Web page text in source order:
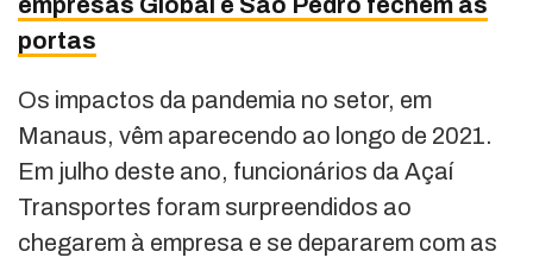
portas
Os impactos da pandemia no setor, em
Manaus, vêm aparecendo ao longo de 2021.
Em julho deste ano, funcionários da Açaí
Transportes foram surpreendidos ao
chegarem à empresa e se depararem com as